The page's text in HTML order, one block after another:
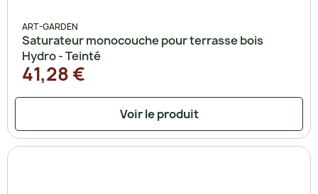
ART-GARDEN
Saturateur monocouche pour terrasse bois
Hydro - Teinté
41,28 €
Voir le produit